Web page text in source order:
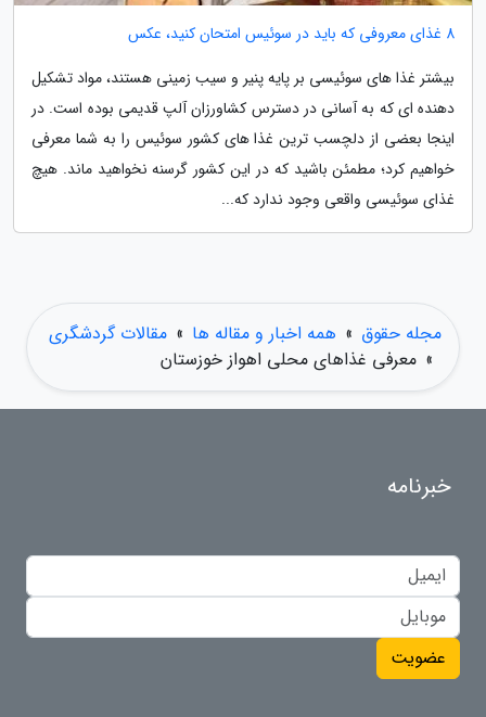
8 غذای معروفی که باید در سوئیس امتحان کنید، عکس
بیشتر غذا های سوئیسی بر پایه پنیر و سیب زمینی هستند، مواد تشکیل
دهنده ای که به آسانی در دسترس کشاورزان آلپ قدیمی بوده است. در
اینجا بعضی از دلچسب ترین غذا های کشور سوئیس را به شما معرفی
خواهیم کرد؛ مطمئن باشید که در این کشور گرسنه نخواهید ماند. هیچ
غذای سوئیسی واقعی وجود ندارد که...
مجله حقوق » همه اخبار و مقاله ها » مقالات گردشگری
» معرفی غذاهای محلی اهواز خوزستان
خبرنامه
عضویت